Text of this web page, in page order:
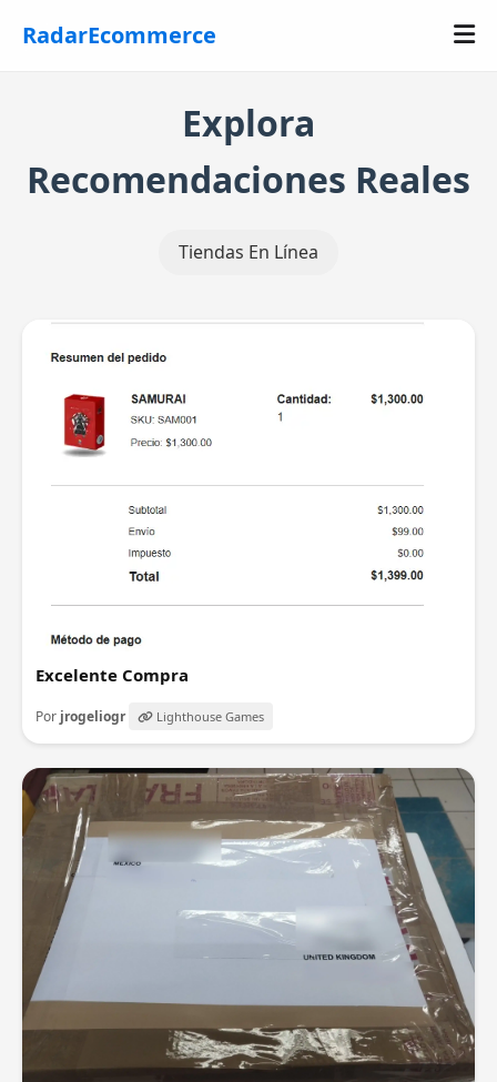
RadarEcommerce
Explora
Recomendaciones Reales
Tiendas En Línea
Excelente Compra
Por jrogeliogr Lighthouse Games